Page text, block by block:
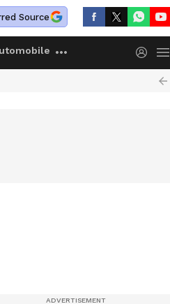
Source